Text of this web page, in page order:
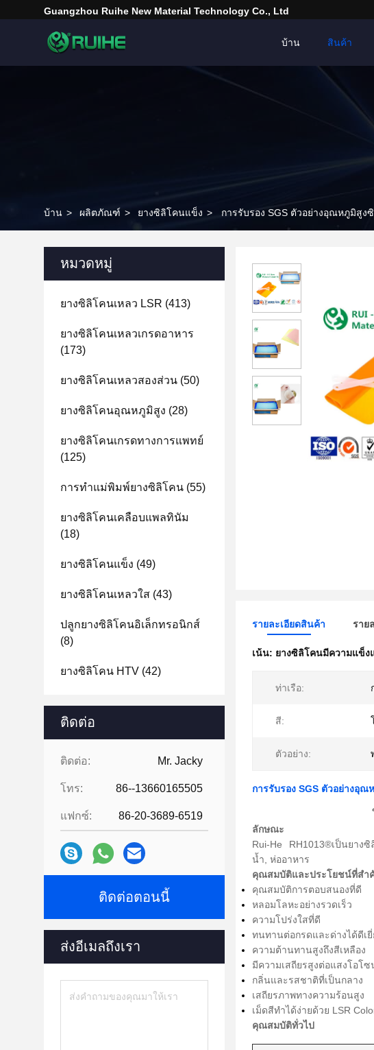
Guangzhou Ruihe New Material Technology Co., Ltd
บ้าน สินค้า
บ้าน > ผลิตภัณฑ์ > ยางซิลิโคนแข็ง > การรับรอง SGS ตัวอย่างอุณหภูมิสูง
หมวดหมู่
ยางซิลิโคนเหลว LSR (413)
ยางซิลิโคนเหลวเกรดอาหาร
(173)
ยางซิลิโคนเหลวสองส่วน (50)
ยางซิลิโคนอุณหภูมิสูง (28)
ยางซิลิโคนเกรดทางการแพทย์
(125)
การทำแม่พิมพ์ยางซิลิโคน (55)
ยางซิลิโคนเคลือบแพลทินัม
(18)
ยางซิลิโคนแข็ง (49)
ยางซิลิโคนเหลวใส (43)
ปลูกยางซิลิโคนอิเล็กทรอนิกส์
(8)
ยางซิลิโคน HTV (42)
ติดต่อ
ติดต่อ: Mr. Jacky
โทร: 86--13660165505
แฟกซ์: 86-20-3689-6519
ติดต่อตอนนี้
ส่งอีเมลถึงเรา
รายละเอียดสินค้า ราย
เน้น: ยางซิลิโคนมีความแข็ง
ท่าเรือ:
สี:
ตัวอย่าง:
การรับรอง SGS ตัวอย่างอุ
ลักษณะ
Rui-He RH1013®เป็นยาง
น้ำ, ห่ออาหาร
คุณสมบัติและประโยชน์ที่สำ
คุณสมบัติการตอบสนองที่ดี
หลอมโลหะอย่างรวดเร็ว
ความโปร่งใสที่ดี
ทนทานต่อกรดและด่างได้ดีเยี่
ความต้านทานสูงถึงสีเหลือง
มีความเสถียรสูงต่อแสงโอโ
กลิ่นและรสชาติที่เป็นกลาง
เสถียรภาพทางความร้อนสูง
เม็ดสีทำได้ง่ายด้วย LSR
คุณสมบัติทั่วไป